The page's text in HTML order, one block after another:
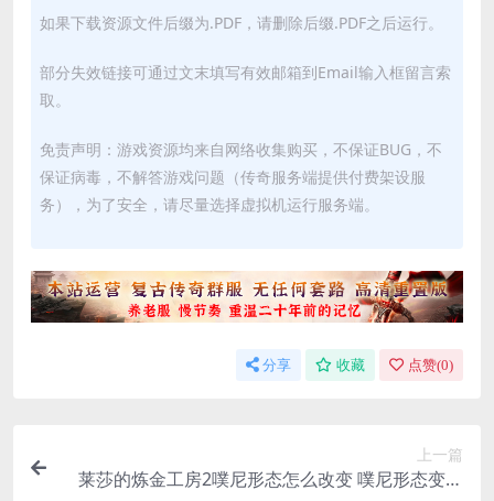
如果下载资源文件后缀为.PDF，请删除后缀.PDF之后运行。
部分失效链接可通过文末填写有效邮箱到Email输入框留言索
取。
免责声明：游戏资源均来自网络收集购买，不保证BUG，不
保证病毒，不解答游戏问题（传奇服务端提供付费架设服
务），为了安全，请尽量选择虚拟机运行服务端。
分享 收藏 点赞(0)
上一篇
莱莎的炼金工房2噗尼形态怎么改变 噗尼形态变化